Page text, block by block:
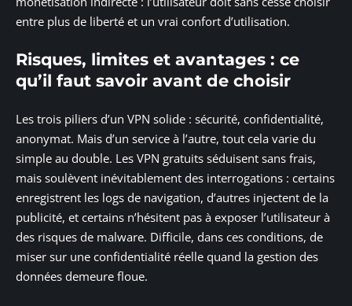
entre plus de liberté et un vrai confort d’utilisation.
Risques, limites et avantages : ce
qu’il faut savoir avant de choisir
Les trois piliers d’un VPN solide : sécurité, confidentialité,
anonymat. Mais d’un service à l’autre, tout cela varie du
simple au double. Les VPN gratuits séduisent sans frais,
mais soulèvent inévitablement des interrogations : certains
enregistrent les logs de navigation, d’autres injectent de la
publicité, et certains n’hésitent pas à exposer l’utilisateur à
des risques de malware. Difficile, dans ces conditions, de
miser sur une confidentialité réelle quand la gestion des
données demeure floue.